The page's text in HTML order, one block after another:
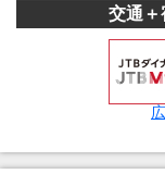
交通＋